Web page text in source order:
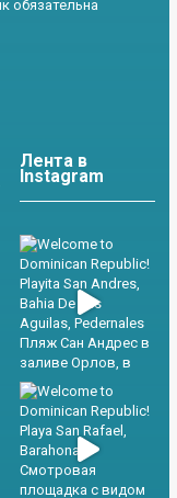
обязательна
Лента в
Instagram